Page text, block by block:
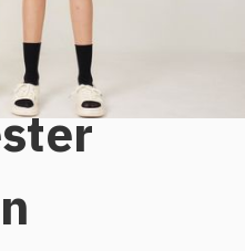
เนื้อผ้า